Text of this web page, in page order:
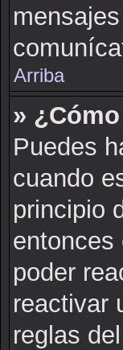
Arriba
»
Puedes
cuando
principio
entonces
poder
reactivar
reglas